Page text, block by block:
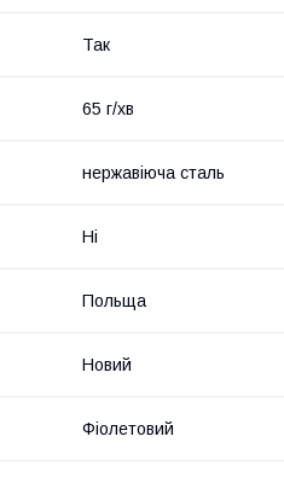
Так
65 г/хв
нержавіюча сталь
Ні
Польща
Новий
Фіолетовий